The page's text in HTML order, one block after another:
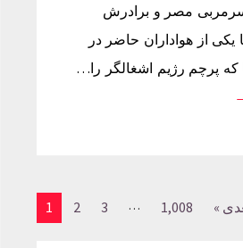
مصر و برادرش
یکی از هواداران حاضر در
که پرچم رژیم اشغالگر را…
1 2 3 … 1,008 »